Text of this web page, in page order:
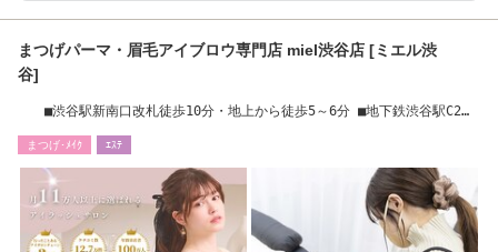
まつげパーマ・眉毛アイブロウ専門店 miel渋谷店 [ミエル渋
谷]
■渋谷駅新南口改札徒歩10分・地上から徒歩5～6分 ■地下鉄渋谷駅C2改
まつげ･ﾒｲｸ ｴｽﾃ